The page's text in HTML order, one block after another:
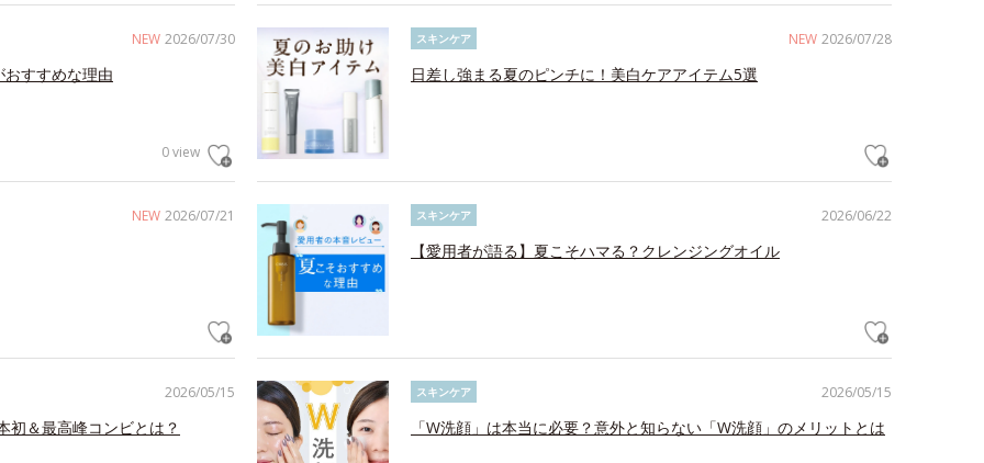
NEW 2026/07/30
すすめな理由
0 view
NEW 2026/07/28
スキンケア
日差し強まる夏のピンチに！美白ケアアイテム5選
NEW 2026/07/21 2026/06/22
スキンケア
【愛用者が語る】夏こそハマる？クレンジングオイル
2026/05/15
初＆最高峰コンビとは？
2026/05/15
スキンケア
「W洗顔」は本当に必要？意外と知らない「W洗顔」のメリットとは